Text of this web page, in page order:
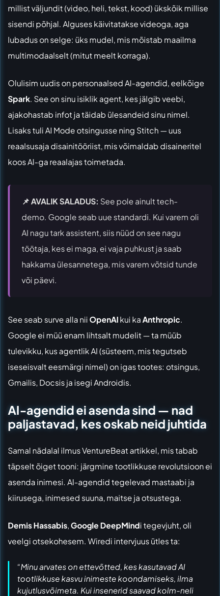
millist väljundit (video, heli, tekst, kood) ükskõik millise
sisendi põhjal. Alguses käivitatakse videoga, aga
lubadus on selge: üks mudel, mis mõistab maailma
multimodaalselt (mitut meelt korraga).
Olulisim uudis on personaalsed AI-agendid, eelkõige
Spark. See on sinu isiklik agent, kes jälgib veebi,
ajakohastab infot ja täidab ülesandeid sinu nimel.
Lisaks tuli AI Mode otsingusse ning Stitch — uus
reaalsusaja disainitööriist, mis võimaldab disaineritel
koos AI-ga reaalajas toimetada.
📌 AVALIK SALADUS: See pole ainult tech-
demo. Google seab uue standardi. Kui varem oli
AI nagu tark assistent, siis nüüd on see nagu
töötaja, kes ei maga, ei vaja puhkust ja saab
hakkama ülesannetega, mis varem võtsid tunde
või päevi.
See seab surve alla niiOpenAIkui kaAnthropic.
Google ei müü enam lihtsalt mudelit — ta müüb
tulevikku, kus agentlik AI (süsteem, mis tegutseb
iseseisvalt eesmärgi nimel) on igas tootes: otsingus,
Gmailis, Docsis ja isegi Androidis.
AI-agendid ei asenda sind — nad
paljastavad, kes oskab neid juhtida
Samal nädalal ilmusVentureBeat artikkel, mis tabab
täpselt õiget tooni: järgmine tootlikkuse revolutsioon ei
asenda inimesi. AI-agendid tegelevad mastaabi ja
kiirusega, inimesed suuna, maitse ja otsustega.
Demis Hassabis,Google DeepMindi tegevjuht, oli
veelgi otsekohesem. Wiredi intervjuusütles ta:
“Minu arvates on ettevõtted, kes kasutavad AI
tootlikkuse kasvu inimeste koondamiseks, ilma
kujutlusvõimeta. Kui insenerid saavad kolm-neli